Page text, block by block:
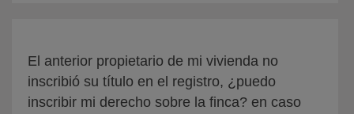
El anterior propietario de mi vivienda no
inscribió su título en el registro, ¿puedo
inscribir mi derecho sobre la finca? en caso